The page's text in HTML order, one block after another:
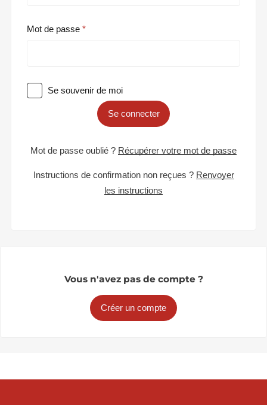
Mot de passe
Se souvenir de moi
Se connecter
Mot de passe oublié ? Récupérer votre mot de passe
Instructions de confirmation non reçues ? Renvoyer
les instructions
Vous n'avez pas de compte ?
Créer un compte